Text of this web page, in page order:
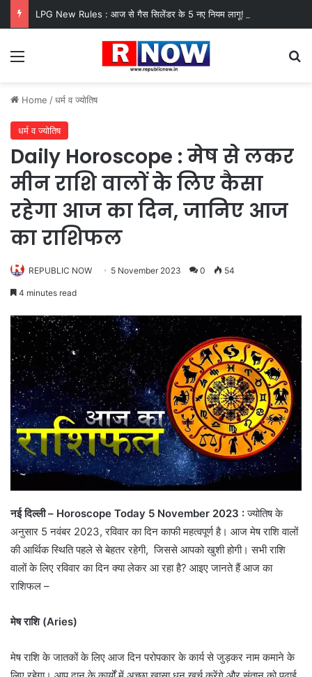
Menu
Home /धर्म व ज्योतिष
धर्म व ज्योतिष
Daily Horoscope : मेष से लकर
मीन राशि वालों के लिए कैसा
रहेगा आज का दिन, जानिए आज
का राशिफल
REPUBLIC NOW 5 November 2023 0 54
4 minutes read
नई दिल्ली – Horoscope Today 5 November 2023 :ज्योतिष के
अनुसार 5 नवंबर 2023, रविवार का दिन काफी महत्वपूर्ण है। आज मेष राशि वालों
की आर्थिक स्थिति पहले से बेहतर रहेगी, जिससे आपको खुशी होगी। सभी राशि
वालों के लिए रविवार का दिन क्या लेकर आ रहा है? आइए जानते हैं आज का
राशिफल –
मेष राशि (Aries)
मेष राशि के जातकों के लिए आज दिन परोपकार के कार्य से जुड़कर नाम कमाने के